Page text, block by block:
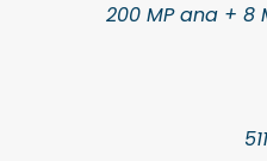
200 MP ana + 8